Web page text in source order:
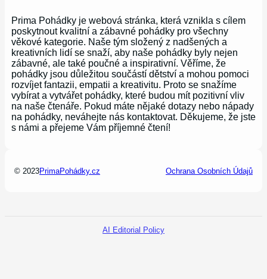
Prima Pohádky je webová stránka, která vznikla s cílem
poskytnout kvalitní a zábavné pohádky pro všechny
věkové kategorie. Naše tým složený z nadšených a
kreativních lidí se snaží, aby naše pohádky byly nejen
zábavné, ale také poučné a inspirativní. Věříme, že
pohádky jsou důležitou součástí dětství a mohou pomoci
rozvíjet fantazii, empatii a kreativitu. Proto se snažíme
vybírat a vytvářet pohádky, které budou mít pozitivní vliv
na naše čtenáře. Pokud máte nějaké dotazy nebo nápady
na pohádky, neváhejte nás kontaktovat. Děkujeme, že jste
s námi a přejeme Vám příjemné čtení!
© 2023PrimaPohádky.cz Ochrana Osobních Údajů
AI Editorial Policy